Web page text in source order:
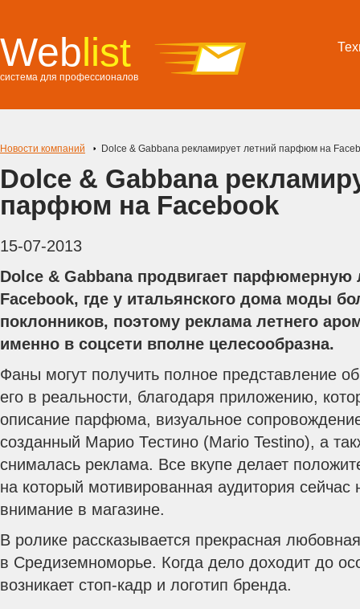
Weblist
система для профессионалов
Новости компаний Dolce & Gabbana рекламирует летний парфюм на
Dolce & Gabbana
парфюм на Facebook
15-07-2013
Dolce & Gabbana продвигает
Facebook, где у итальянского дома моды
поклонников, поэтому реклама летнего
именно в соцсети вполне целесообразна.
Фаны могут получить полное представление
его в реальности, благодаря приложению,
описание парфюма, визуальное
созданный Марио Тестино (Mario Testino), а
снималась реклама. Все вкупе делает
на который мотивированная аудитория сейчас
внимание в магазине.
В ролике рассказывается прекрасная
в Средиземноморье. Когда дело доходит до
возникает стоп-кадр и логотип бренда.